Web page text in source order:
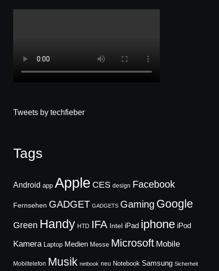
Tweets by techfieber
Tags
Android app Apple CES design Facebook
Fernsehen GADGET GADGETS Gaming Google
Green Handy HTD IFA Intel iPad iphone iPod
Kamera Laptop Medien Messe Microsoft Mobile
Mobiltelefon Musik netbook neu Notebook Samsung Sicherheit